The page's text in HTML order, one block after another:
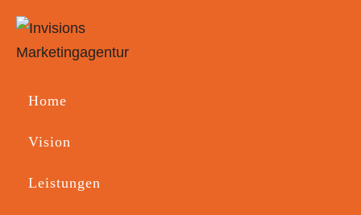
für Rental Bikes
Home
Vision
Leistungen